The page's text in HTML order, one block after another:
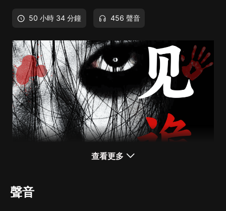
50 小時 34 分鐘 456 聲音
查看更多
聲音